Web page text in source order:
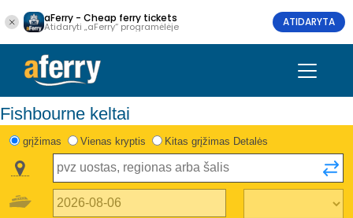
aFerry - Cheap ferry tickets
Atidaryti „aFerry“ programėlėje ATIDARYTA
Fishbourne keltai
grįžimas Vienas kryptis Kitas grįžimas Detalės